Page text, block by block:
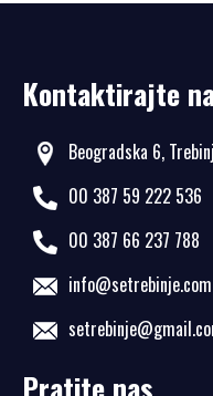
Kontaktirajte
Beogradska 6,
00 387 59 222 536
00 387 66 237 788
info@setrebinje.com